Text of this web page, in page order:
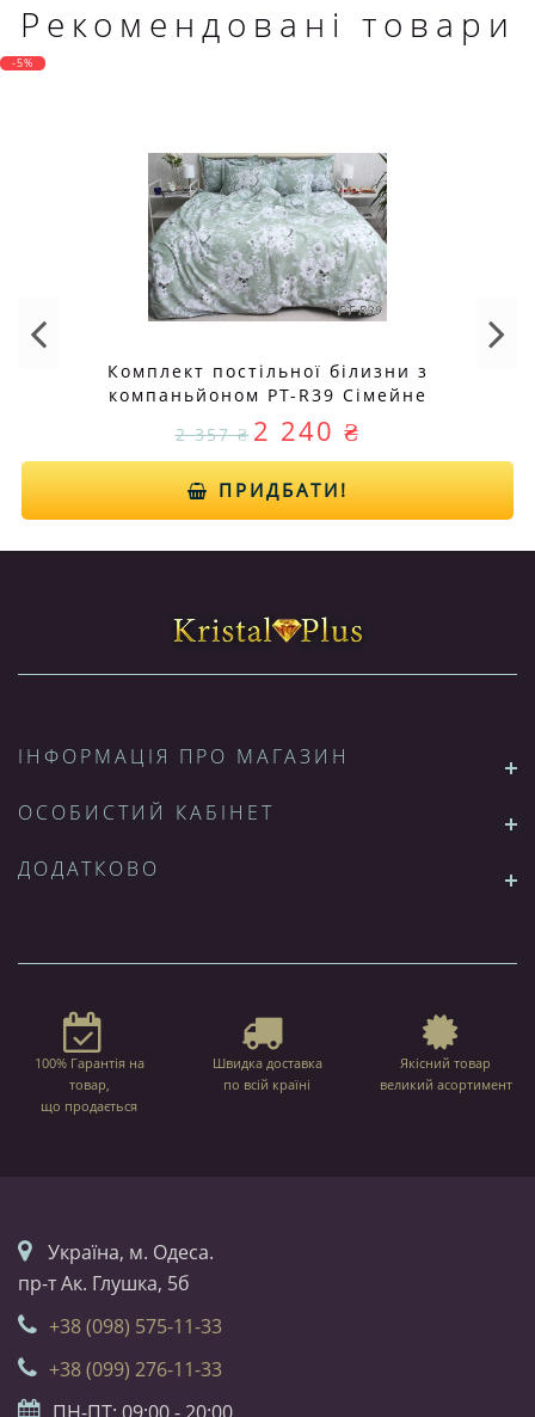
Рекомендовані товари
-5%
Комплект постільної білизни з
компаньйоном PT-R39 Сімейне
2 357 ₴ 2 240 ₴
ПРИДБАТИ!
ІНФОРМАЦІЯ ПРО МАГАЗИН
ОСОБИСТИЙ КАБІНЕТ
ДОДАТКОВО
100% Гарантія на
товар,
що продається
Швидка доставка
по всій країні
Якісний товар
великий асортимент
Українa, м. Одеса.
пр-т Ак. Глушка, 5б
+38 (098) 575-11-33
+38 (099) 276-11-33